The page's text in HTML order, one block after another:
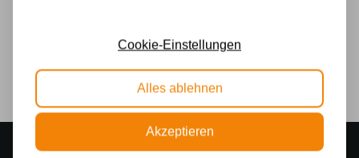
Stimmungsvoller Showroom
Cookie-Einstellungen
Alles ablehnen
Akzeptieren